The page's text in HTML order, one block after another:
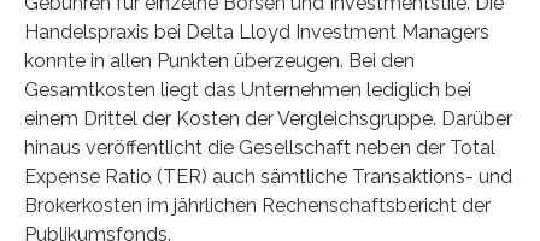
Handelspraxis bei Delta Lloyd Investment Managers
konnte in allen Punkten überzeugen. Bei den
Gesamtkosten liegt das Unternehmen lediglich bei
einem Drittel der Kosten der Vergleichsgruppe. Darüber
hinaus veröffentlicht die Gesellschaft neben der Total
Expense Ratio (TER) auch sämtliche Transaktions- und
Brokerkosten im jährlichen Rechenschaftsbericht der
Publikumsfonds.